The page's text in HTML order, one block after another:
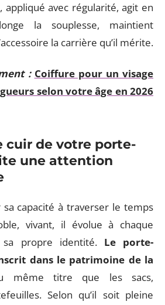
appliqué avec régularité, agit en
la souplesse, maintient
la carrière qu’il mérite.
: Coiffure pour un visage
selon votre âge en 2026
cuir de votre porte-
une attention
capacité à traverser le temps
vivant, il évolue à chaque
sa propre identité. Le porte-
dans le patrimoine de la
même titre que les sacs,
Selon qu’il soit pleine